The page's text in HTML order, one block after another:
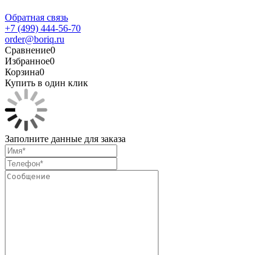
Обратная связь
+7 (499) 444-56-70
order@boriq.ru
Сравнение0
Избранное0
Корзина0
Купить в один клик
Заполните данные для заказа